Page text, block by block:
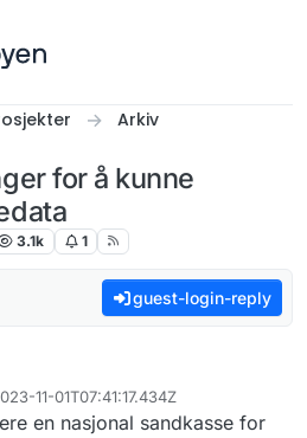
Arkiv
for å kunne
3.1k 1
guest-login-reply
11-01T07:41:17.434Z
en nasjonal sandkasse for